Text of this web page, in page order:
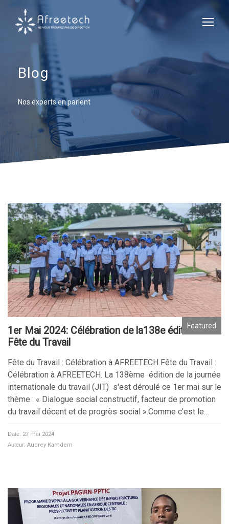
Blog
Nos experts en parlent
Featured
1er Mai 2024: Célébration de la138e édition de la
Fête du Travail
Fête du Travail : Célébration à AFREETECH Fête du Travail :
Célébration à AFREETECH. La 138ème édition de la journée
internationale du travail (JIT) s'est déroulé ce 1er mai sur le
thème : « Dialogue social constructif, facteur de promotion
du travail décent et de progrès social ».Comme c'est le…
Date: 27 mai 2024
Auteur: Audrey Kamdem